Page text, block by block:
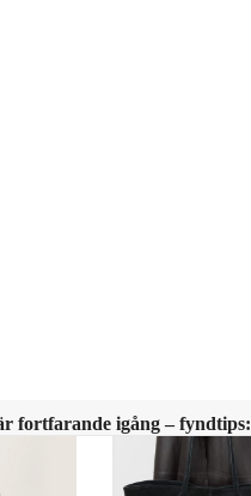
fortfarande igång – fyndtips: